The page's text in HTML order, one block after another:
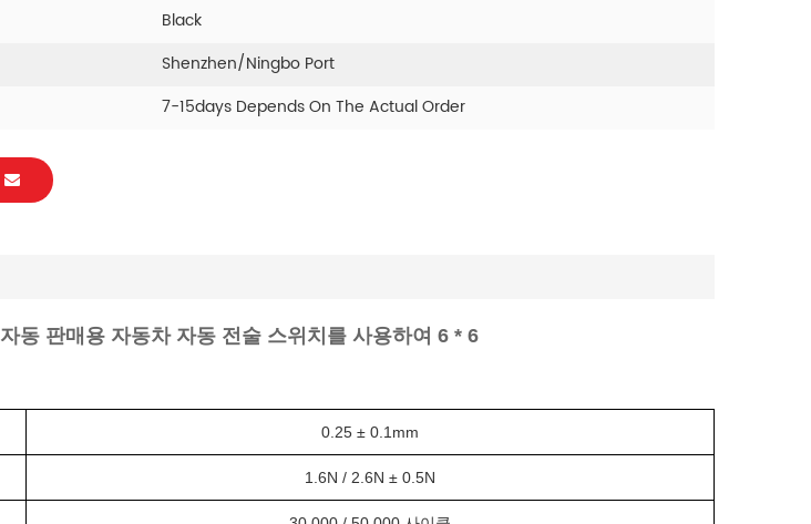
Black
Shenzhen/ningbo Port
7-15days Depends On The Actual Order
자동 판매용 자동차 자동 전술 스위치를 사용하여 6 * 6
0.25 ± 0.1mm
1.6N / 2.6N ± 0.5N